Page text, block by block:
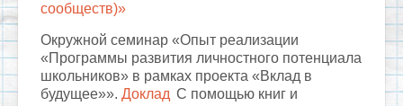
сообществ)»
Окружной семинар «Опыт реализации
«Программы развития личностного потенциала
школьников» в рамках проекта «Вклад в
будущее»». Доклад С помощью книг и